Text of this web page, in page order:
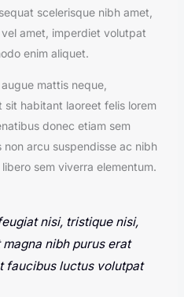
scelerisque nibh amet,
amet, imperdiet volutpat
enim aliquet.
mattis neque,
sit habitant laoreet felis lorem
donec etiam sem
arcu suspendisse ac nibh
sem viverra elementum.
nisi, tristique nisi,
nibh purus erat
faucibus luctus volutpat